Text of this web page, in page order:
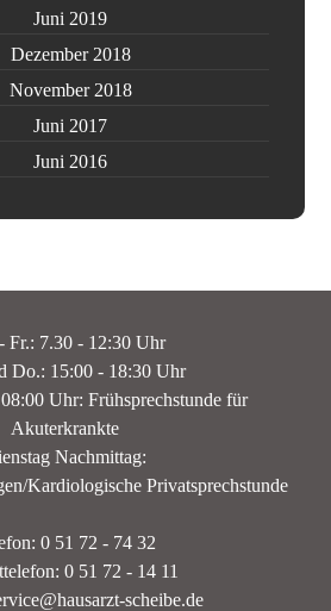
Juni 2019
Dezember 2018
November 2018
Juni 2017
Juni 2016
Fr.: 7.30 - 12:30 Uhr
Do.: 15:00 - 18:30 Uhr
Uhr: Frühsprechstunde für
Akuterkrankte
Nachmittag:
Kardiologische Privatsprechstunde
0 51 72 - 74 32
0 51 72 - 14 11
scheibe.de